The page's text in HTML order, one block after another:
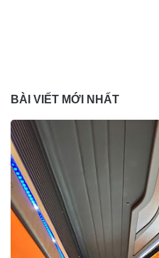
BÀI VIẾT MỚI NHẤT